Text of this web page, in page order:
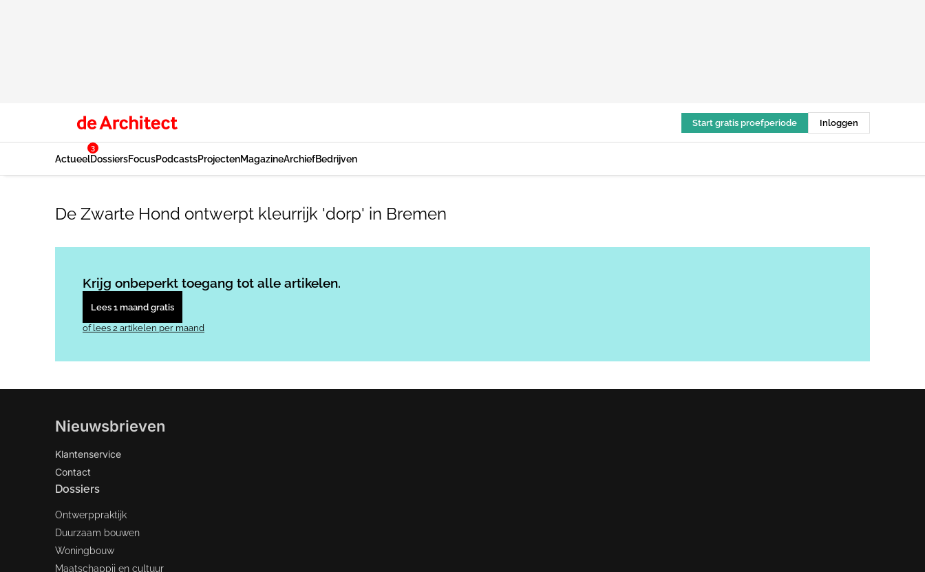
Start gratis proefperiode Inloggen
Actueel
3
DossiersFocusPodcastsProjectenMagazineArchiefBedrijven
De Zwarte Hond ontwerpt kleurrijk 'dorp' in Bremen
Krijg onbeperkt toegang tot alle artikelen.
Lees 1 maand gratis
of lees 2 artikelen per maand
Nieuwsbrieven
Klantenservice
Contact
Dossiers
Ontwerppraktijk
Duurzaam bouwen
Woningbouw
Maatschappij en cultuur